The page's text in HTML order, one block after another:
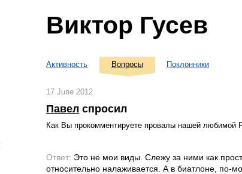
Виктор Гусев
Активность Вопросы Поклонники
17 June 2012
Павел спросил
Как Вы прокомментируете провалы нашей любимой
Ответ: Это не мои виды. Слежу за ними как
относительно налаживается. А в биатлоне, по-